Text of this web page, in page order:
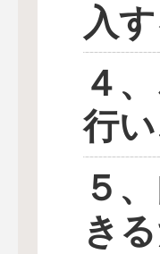
入
４
行い
５
き